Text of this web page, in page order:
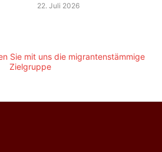
22. Juli 2026